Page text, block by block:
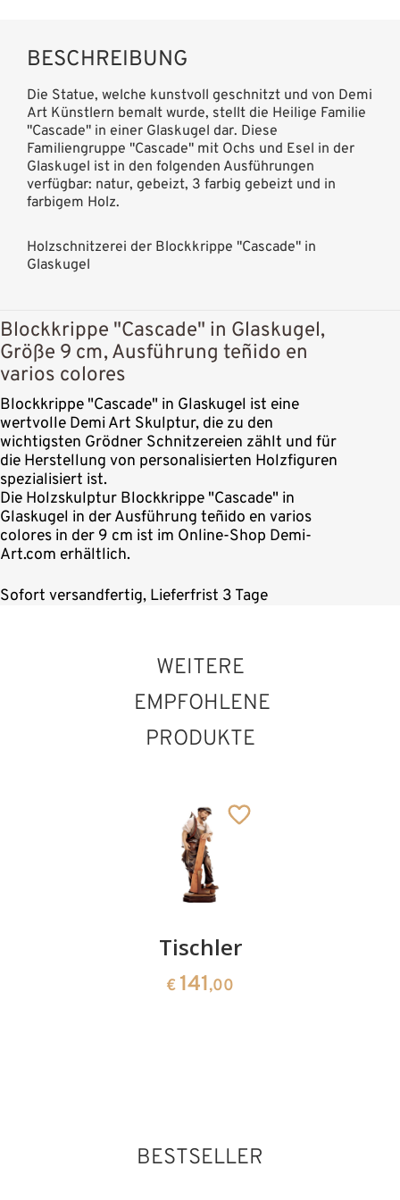
BESCHREIBUNG
Die Statue, welche kunstvoll geschnitzt und von Demi
Art Künstlern bemalt wurde, stellt die Heilige Familie
"Cascade" in einer Glaskugel dar. Diese
Familiengruppe "Cascade" mit Ochs und Esel in der
Glaskugel ist in den folgenden Ausführungen
verfügbar: natur, gebeizt, 3 farbig gebeizt und in
farbigem Holz.
Holzschnitzerei der Blockkrippe "Cascade" in
Glaskugel
Blockkrippe "Cascade" in Glaskugel,
Größe 9 cm, Ausführung teñido en
varios colores
Blockkrippe "Cascade" in Glaskugel ist eine
wertvolle Demi Art Skulptur, die zu den
wichtigsten Grödner Schnitzereien zählt und für
die Herstellung von personalisierten Holzfiguren
spezialisiert ist.
Die Holzskulptur Blockkrippe "Cascade" in
Glaskugel in der Ausführung teñido en varios
colores in der 9 cm ist im Online-Shop Demi-
Art.com erhältlich.
Sofort versandfertig, Lieferfrist 3 Tage
WEITERE
EMPFOHLENE
PRODUKTE
Tischler
€ 141,00
BESTSELLER